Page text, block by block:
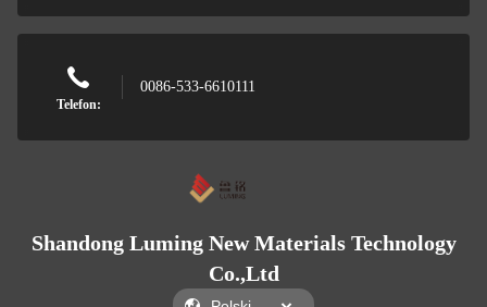
Telefon:
0086-533-6610111
Shandong Luming New Materials Technology
Co.,Ltd